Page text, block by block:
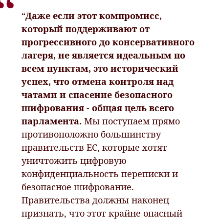
“Даже если этот компромисс,
который поддерживают от
прогрессивного до консервативного
лагеря, не является идеальным по
всем пунктам, это исторический
успех, что отмена контроля над
чатами и спасение безопасного
шифрования - общая цель всего
парламента. Мы поступаем прямо
противоположно большинству
правительств ЕС, которые хотят
уничтожить цифровую
конфиденциальность переписки и
безопасное шифрование.
Правительства должны наконец
признать, что этот крайне опасный